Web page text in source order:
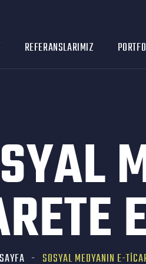
REFERANSLARIMIZ
SOSYAL MEDYANIN E-